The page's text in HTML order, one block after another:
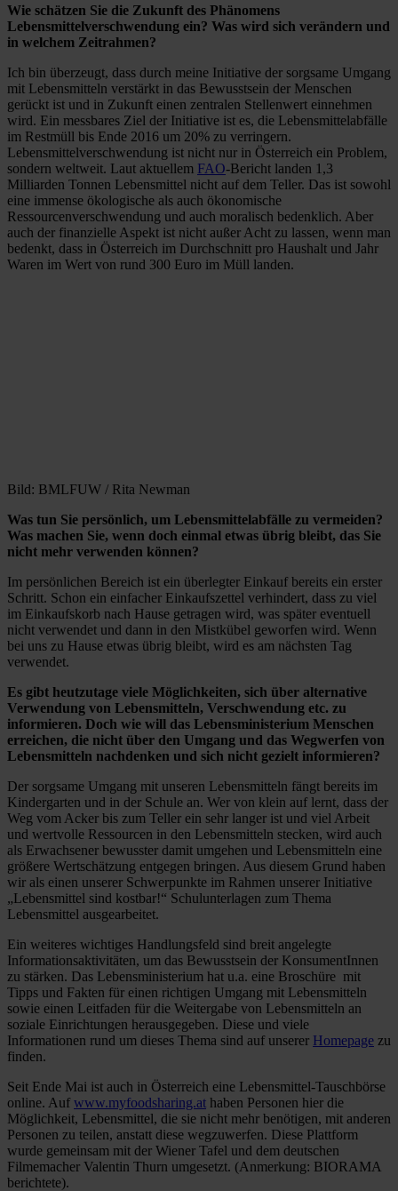
Wie schätzen Sie die Zukunft des Phänomens
Lebensmittelverschwendung ein? Was wird sich verändern und
in welchem Zeitrahmen?
Ich bin überzeugt, dass durch meine Initiative der sorgsame Umgang
mit Lebensmitteln verstärkt in das Bewusstsein der Menschen
gerückt ist und in Zukunft einen zentralen Stellenwert einnehmen
wird. Ein messbares Ziel der Initiative ist es, die Lebensmittelabfälle
im Restmüll bis Ende 2016 um 20% zu verringern.
Lebensmittelverschwendung ist nicht nur in Österreich ein Problem,
sondern weltweit. Laut aktuellem FAO-Bericht landen 1,3
Milliarden Tonnen Lebensmittel nicht auf dem Teller. Das ist sowohl
eine immense ökologische als auch ökonomische
Ressourcenverschwendung und auch moralisch bedenklich. Aber
auch der finanzielle Aspekt ist nicht außer Acht zu lassen, wenn man
bedenkt, dass in Österreich im Durchschnitt pro Haushalt und Jahr
Waren im Wert von rund 300 Euro im Müll landen.
Bild: BMLFUW / Rita Newman
Was tun Sie persönlich, um Lebensmittelabfälle zu vermeiden?
Was machen Sie, wenn doch einmal etwas übrig bleibt, das Sie
nicht mehr verwenden können?
Im persönlichen Bereich ist ein überlegter Einkauf bereits ein erster
Schritt. Schon ein einfacher Einkaufszettel verhindert, dass zu viel
im Einkaufskorb nach Hause getragen wird, was später eventuell
nicht verwendet und dann in den Mistkübel geworfen wird. Wenn
bei uns zu Hause etwas übrig bleibt, wird es am nächsten Tag
verwendet.
Es gibt heutzutage viele Möglichkeiten, sich über alternative
Verwendung von Lebensmitteln, Verschwendung etc. zu
informieren. Doch wie will das Lebensministerium Menschen
erreichen, die nicht über den Umgang und das Wegwerfen von
Lebensmitteln nachdenken und sich nicht gezielt informieren?
Der sorgsame Umgang mit unseren Lebensmitteln fängt bereits im
Kindergarten und in der Schule an. Wer von klein auf lernt, dass der
Weg vom Acker bis zum Teller ein sehr langer ist und viel Arbeit
und wertvolle Ressourcen in den Lebensmitteln stecken, wird auch
als Erwachsener bewusster damit umgehen und Lebensmitteln eine
größere Wertschätzung entgegen bringen. Aus diesem Grund haben
wir als einen unserer Schwerpunkte im Rahmen unserer Initiative
„Lebensmittel sind kostbar!“ Schulunterlagen zum Thema
Lebensmittel ausgearbeitet.
Ein weiteres wichtiges Handlungsfeld sind breit angelegte
Informationsaktivitäten, um das Bewusstsein der KonsumentInnen
zu stärken. Das Lebensministerium hat u.a. eine Broschüre mit
Tipps und Fakten für einen richtigen Umgang mit Lebensmitteln
sowie einen Leitfaden für die Weitergabe von Lebensmitteln an
soziale Einrichtungen herausgegeben. Diese und viele
Informationen rund um dieses Thema sind auf unserer Homepage zu
finden.
Seit Ende Mai ist auch in Österreich eine Lebensmittel-Tauschbörse
online. Auf www.myfoodsharing.at haben Personen hier die
Möglichkeit, Lebensmittel, die sie nicht mehr benötigen, mit anderen
Personen zu teilen, anstatt diese wegzuwerfen. Diese Plattform
wurde gemeinsam mit der Wiener Tafel und dem deutschen
Filmemacher Valentin Thurn umgesetzt. (Anmerkung: BIORAMA
berichtete).